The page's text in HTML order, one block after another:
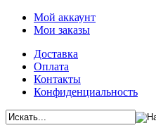
Мой аккаунт
Мои заказы
Доставка
Оплата
Контакты
Конфиденциальность